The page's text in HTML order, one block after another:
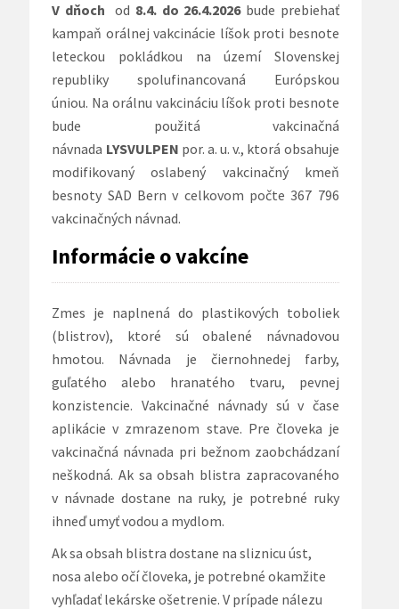
V dňoch od 8.4. do 26.4.2026bude prebiehať
kampaň orálnej vakcinácie líšok proti besnote
leteckou pokládkou na území Slovenskej
republiky spolufinancovaná Európskou
úniou. Na orálnu vakcináciu líšok proti besnote
bude použitá vakcinačná
návnada LYSVULPEN por. a. u. v., ktorá obsahuje
modifikovaný oslabený vakcinačný kmeň
besnoty SAD Bern v celkovom počte 367 796
vakcinačných návnad.
Informácie o vakcíne
Zmes je naplnená do plastikových toboliek
(blistrov), ktoré sú obalené návnadovou
hmotou. Návnada je čiernohnedej farby,
guľatého alebo hranatého tvaru, pevnej
konzistencie. Vakcinačné návnady sú v čase
aplikácie v zmrazenom stave. Pre človeka je
vakcinačná návnada pri bežnom zaobchádzaní
neškodná. Ak sa obsah blistra zapracovaného
v návnade dostane na ruky, je potrebné ruky
ihneď umyť vodou a mydlom.
Ak sa obsah blistra dostane na sliznicu úst,
nosa alebo očí človeka, je potrebné okamžite
vyhľadať lekárske ošetrenie. V prípade nálezu